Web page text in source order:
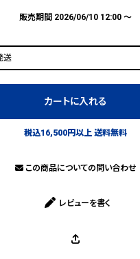
販売期間 2026/06/10 12:00〜
カートに入れる
税込16,500円以上 送料無料
この商品についての問い合わせ
レビューを書く